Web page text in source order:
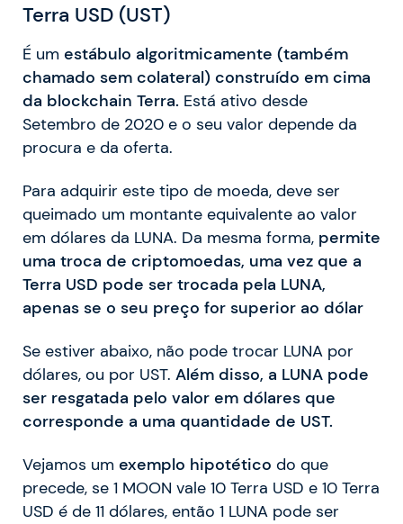
Terra USD (UST)
É um estábulo algoritmicamente (também
chamado sem colateral) construído em cima
da blockchain Terra. Está ativo desde
Setembro de 2020 e o seu valor depende da
procura e da oferta.
Para adquirir este tipo de moeda, deve ser
queimado um montante equivalente ao valor
em dólares da LUNA. Da mesma forma, permite
uma troca de criptomoedas, uma vez que a
Terra USD pode ser trocada pela LUNA,
apenas se o seu preço for superior ao dólar
Se estiver abaixo, não pode trocar LUNA por
dólares, ou por UST. Além disso, a LUNA pode
ser resgatada pelo valor em dólares que
corresponde a uma quantidade de UST.
Vejamos um exemplo hipotético do que
precede, se 1 MOON vale 10 Terra USD e 10 Terra
USD é de 11 dólares, então 1 LUNA pode ser